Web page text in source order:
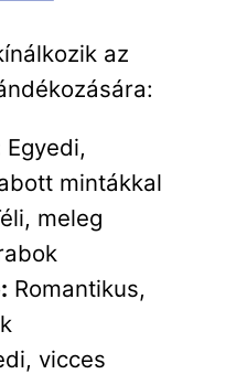
az
Egyedi,
mintákkal
meleg
Romantikus,
vicces